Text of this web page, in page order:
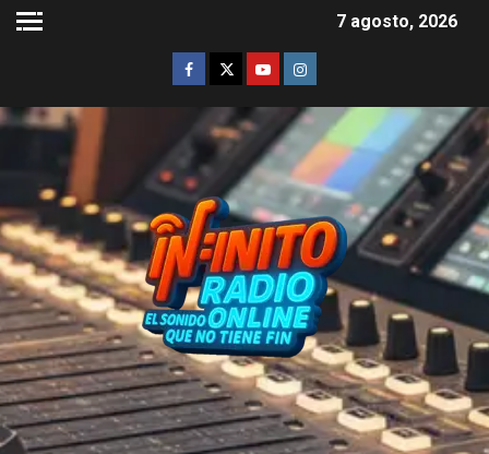
7 agosto, 2026